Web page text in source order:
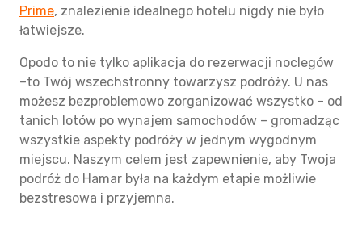
Prime, znalezienie idealnego hotelu nigdy nie było
łatwiejsze.
Opodo to nie tylko aplikacja do rezerwacji noclegów
–to Twój wszechstronny towarzysz podróży. U nas
możesz bezproblemowo zorganizować wszystko – od
tanich lotów po wynajem samochodów – gromadząc
wszystkie aspekty podróży w jednym wygodnym
miejscu. Naszym celem jest zapewnienie, aby Twoja
podróż do Hamar była na każdym etapie możliwie
bezstresowa i przyjemna.